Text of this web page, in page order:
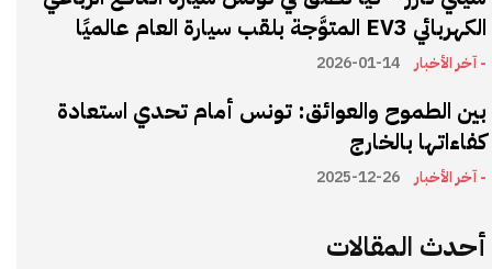
الكهربائي EV3 المتوَّجة بلقب سيارة العام عالميًا
- آخر الأخبار 2026-01-14
بين الطموح والعوائق: تونس أمام تحدي استعادة
كفاءاتها بالخارج
- آخر الأخبار 2025-12-26
أحدث المقالات